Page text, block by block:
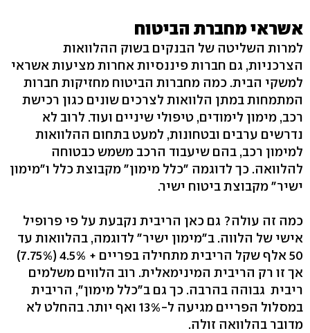
אשראי מחברת הביטוח
למרות השליטה של הבנקים בשוק ההלוואות
הצרכניות, גם חברות פיננסיות אחרות מציעות אשראי
למשקי הבית. כמה מחברות הביטוח מחזיקות חברות
המתמחות במתן הלוואות לצרכים שונים כגון רכישת
רכב, מימון לימודים, טיפולי שיניים ועוד. לרוב לא
נדרשים ערבים ובטחונות, למעט בתחום ההלוואות
למימון רכב, בהם שיעבוד הרכב משמש כבטוחה
להלוואה. כך לדוגמה "כלל מימון" מקבוצת כלל ו"מימון
ישיר" מקבוצת ביטוח ישיר.
כמה זה עולה? גם כאן הריבית נקבעת על פי פרופיל
אישי של הלווה. ב"מימון ישיר" לדוגמה, בהלוואות עד
50 אלף שקל הריבית מתחילה בפריים + 4.5% (7.75%)
אך זו רק הריבית המינימאלית. רוב הלווים משלמים
ריבית גבוהה בהרבה. כך גם ב"כלל מימון", הריבית
במסלול הפריים מגיעה ל-13% ואף יותר. בהחלט לא
מדובר בהלוואה זולה.